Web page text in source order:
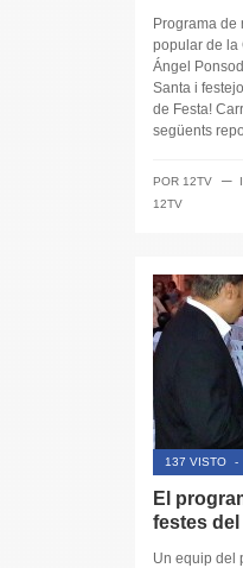
Programa de
popular de la
Ángel
Santa i
de Festa!
següents
POR 12TV ─
12TV
137 VISTO -
El
festes del
Un equip del